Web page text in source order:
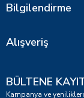
Bilgilendirme
Alışveriş
BÜLTENE
Kampanya ve